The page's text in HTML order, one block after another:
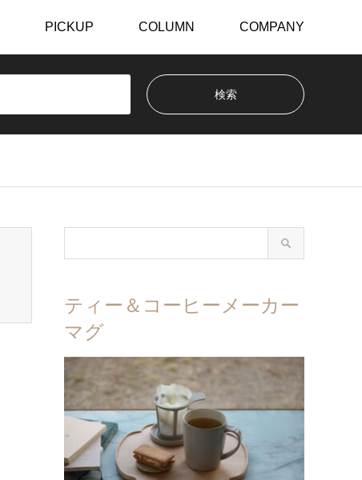
PICKUP COLUMN COMPANY
ティー＆コーヒーメーカー
マグ